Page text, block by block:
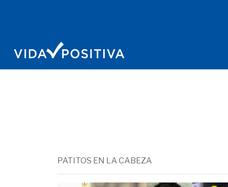
PATITOS EN LA CABEZA